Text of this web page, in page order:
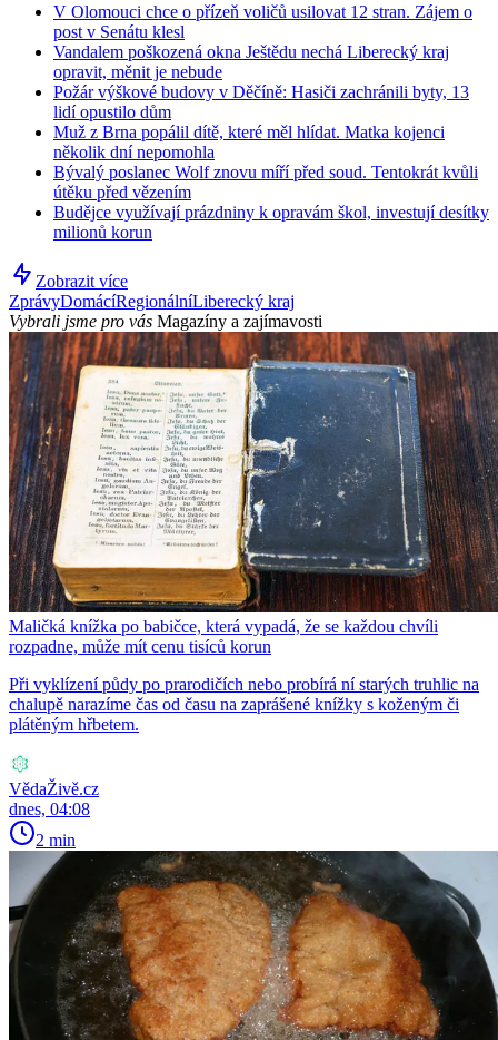
V Olomouci chce o přízeň voličů usilovat 12 stran. Zájem o
post v Senátu klesl
Vandalem poškozená okna Ještědu nechá Liberecký kraj
opravit, měnit je nebude
Požár výškové budovy v Děčíně: Hasiči zachránili byty, 13
lidí opustilo dům
Muž z Brna popálil dítě, které měl hlídat. Matka kojenci
několik dní nepomohla
Bývalý poslanec Wolf znovu míří před soud. Tentokrát kvůli
útěku před vězením
Budějce využívají prázdniny k opravám škol, investují desítky
milionů korun
Zobrazit více
ZprávyDomácíRegionálníLiberecký kraj
Vybrali jsme pro vás Magazíny a zajímavosti
Maličká knížka po babičce, která vypadá, že se každou chvíli
rozpadne, může mít cenu tisíců korun
Při vyklízení půdy po prarodičích nebo probírá ní starých truhlic na
chalupě narazíme čas od času na zaprášené knížky s koženým či
plátěným hřbetem.
VědaŽivě.cz
dnes, 04:08
2 min